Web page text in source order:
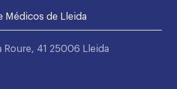
Médicos de Lleida
Roure, 41 25006 Lleida